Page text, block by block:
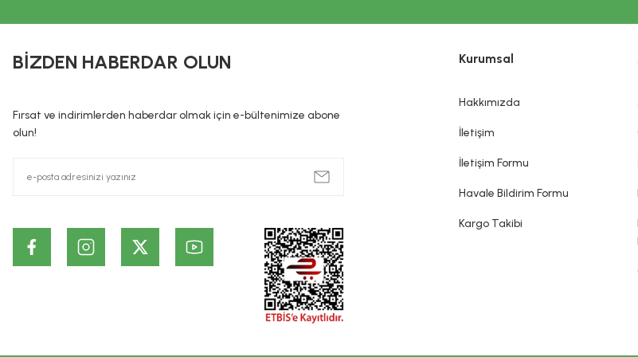
KOZMETİK / DERMOKOZMETİK ÜRÜNLERİNDE TANITIM VE SAĞLIK
hazırlanmış, tek veya temel amacı bu kısımları temizlemek, koku vermek, görünümünü değiştirmek ve/veya vücut
ürünlerin cildin alt tabakalarında ve kalıcı olarak etki ettiği iddia edilemez. Sitemizde belirtilen açıklamalar, üretici,
dayanmaktadır. Bu bilgiler ürünlerin vaad edilen etkilerinin kesin olarak gerçekleşeceği ya da yan etkileri olmadığı
BİZDEN HABERDAR OLUN
Fırsat ve indirimlerden haberdar olmak için e-bültenimize abone
olun!
Kurumsal
Hakkımızda
İletişim
İletişim Formu
Havale Bildirim Formu
Kargo Takibi